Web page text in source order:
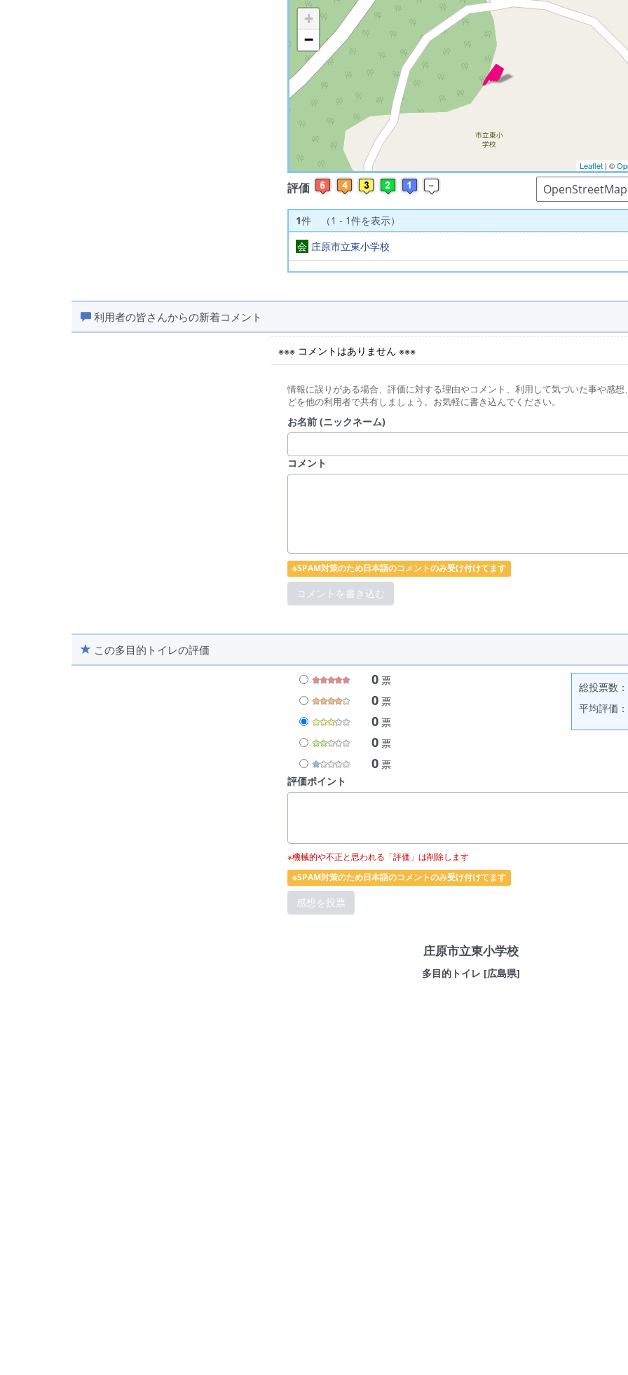
※ マップを検索、表示中です ※
+
−
Leaflet| ©
評価
1件 （1 - 1件を表示）
会 庄原市立東小学校
利用者の皆さんからの新着コメント
※※※ コメントはありません ※※※
情報に誤りがある場合、評価に対する理由やコメント、利用して気づいた事や感想
どを他の利用者で共有しましょう。お気軽に書き込んでください。
お名前 (ニックネーム)
コメント
※SPAM対策のため日本語のコメントのみ受け付けてます
この多目的トイレの評価
0票
0票
0票
0票
0票
総投票数
平均評価
評価ポイント
※機械的や不正と思われる「評価」は削除します
※SPAM対策のため日本語のコメントのみ受け付けてます
庄原市立東小学校
多目的トイレ [広島県]